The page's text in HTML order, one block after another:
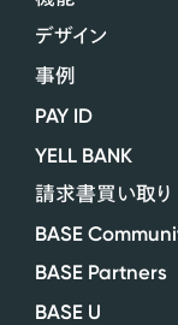
デザイン
事例
PAY ID
YELL BANK
請求書買い取り
BASE
BASE Partners
BASE U